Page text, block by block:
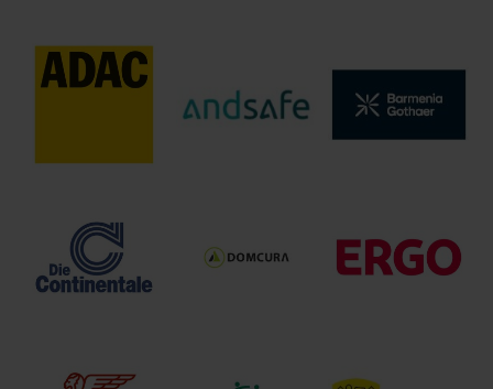
ADAC andsafe Barmenia.Gothaer